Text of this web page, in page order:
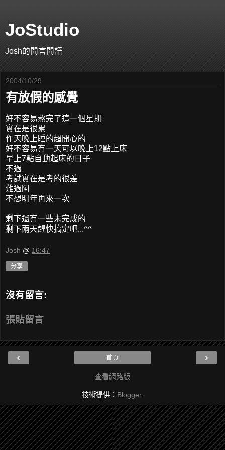
JoStudio
Josh的閒言閒語
2004/10/29
有放假的感覺
好不容易熬完了這一個星期
實在是很累
作天晚上睡的超開心的
好不容易有一天可以晚上12點上床
早上7點自動起床的日子
不過
考試實在是考的很差
難過阿
不想明年再來一次
剩下還有一些未完成的
剩下兩天趕快搞定吧...^^
Josh @ 16:47
分享
沒有留言:
張貼留言
‹ ›
首頁
查看網路版
技術提供： Blogger.